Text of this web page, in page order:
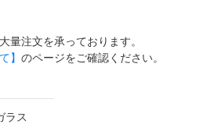
量注文を承っております。
】 のページをご確認ください。
ラス